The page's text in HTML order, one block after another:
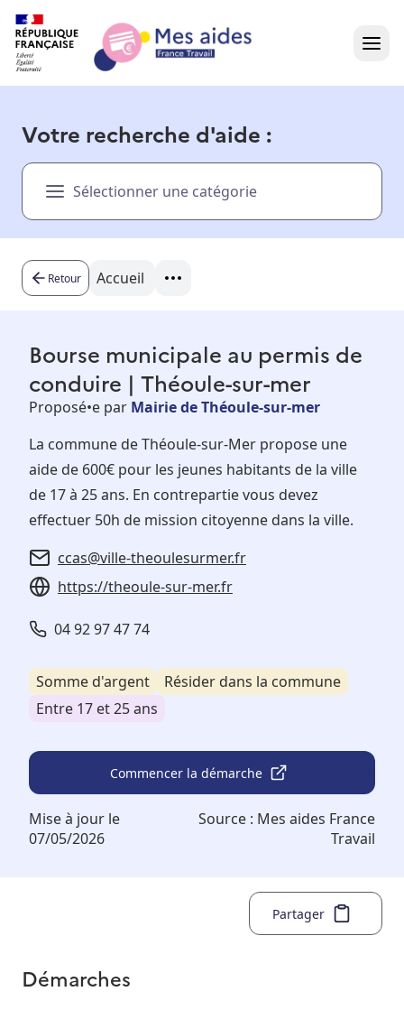
Présentation vidéo
Besoin d'aide ?
Votre recherche d'aide :
Sélectionner une catégorie
Retour Accueil
Bourse municipale au permis de
conduire | Théoule-sur-mer
Proposé•e par Mairie de Théoule-sur-mer
La commune de Théoule-sur-Mer propose une
aide de 600€ pour les jeunes habitants de la ville
de 17 à 25 ans. En contrepartie vous devez
effectuer 50h de mission citoyenne dans la ville.
ccas@ville-theoulesurmer.fr
https://theoule-sur-mer.fr
04 92 97 47 74
Somme d'argent
Résider dans la commune
Entre 17 et 25 ans
Commencer la démarche
Mise à jour le
07/05/2026
Source : Mes aides France
Travail
Partager
Démarches